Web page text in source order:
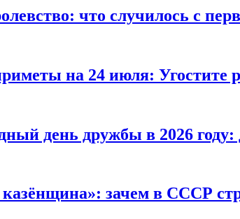
что случилось с
на 24 июля: Угостите
день дружбы в 2026 году:
казёнщина»: зачем в СССР